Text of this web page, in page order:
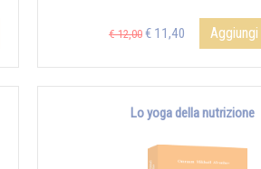
€ 12,00 € 11,40
Lo yoga della nutrizione